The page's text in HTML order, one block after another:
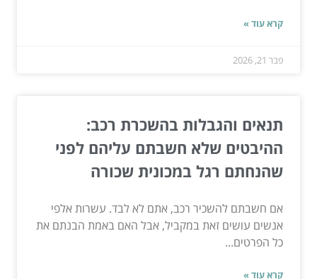
קרא עוד »
פבר 21, 2026
תנאים והגבלות בהשכרת רכב:
ההיבטים שלא חשבתם עליהם לפני
שהנחתם רגל במכונית שכורה
אם חשבתם להשכיר רכב, אתם לא לבד. עשרות אלפי
אנשים עושים זאת במקביל, אבל האם באמת הבנתם את
כל הפרטים...
קרא עוד »